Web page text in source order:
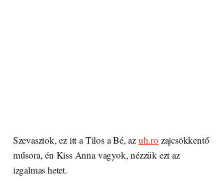
Szevasztok, ez itt a Tilos a Bé, az uh.ro zajcsökkentő
műsora, én Kiss Anna vagyok, nézzük ezt az
izgalmas hetet.